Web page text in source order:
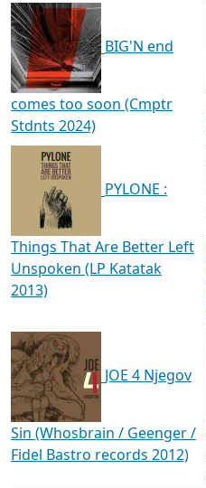
BIG'N end
comes too soon (Cmptr
Stdnts 2024)
PYLONE :
Things That Are Better Left
Unspoken (LP Katatak
2013)
JOE 4 Njegov
Sin (Whosbrain / Geenger /
Fidel Bastro records 2012)